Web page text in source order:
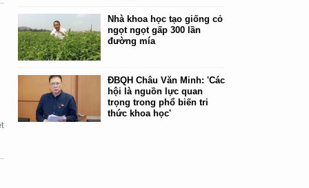
Nhà khoa học tạo giống cỏ
ngọt ngọt gấp 300 lần
đường mía
ĐBQH Châu Văn Minh: 'Các
hội là nguồn lực quan
trọng trong phổ biến tri
thức khoa học'